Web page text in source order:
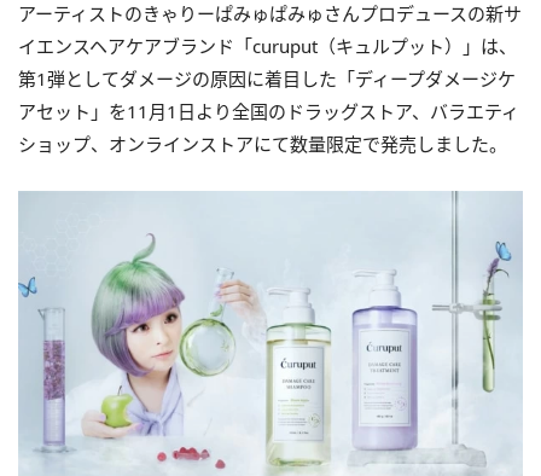
アーティストのきゃりーぱみゅぱみゅさんプロデュースの新サ
イエンスヘアケアブランド「curuput（キュルプット）」は、
第1弾としてダメージの原因に着目した「ディープダメージケ
アセット」を11月1日より全国のドラッグストア、バラエティ
ショップ、オンラインストアにて数量限定で発売しました。